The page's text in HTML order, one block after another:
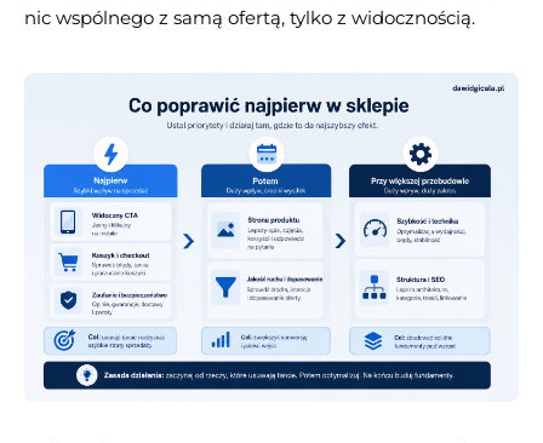
nic wspólnego z samą ofertą, tylko z widocznością.